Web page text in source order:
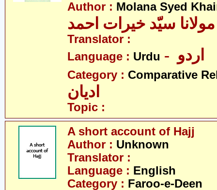
Author : Molana Syed
مولانا سیّد خیرات احمد
Translator :
Language : Urdu
Category : Comparative
ادیان
Topic :
A short account of Hajj
Author : Unknown
Translator :
Language : English
Category : Faroo-e-Deen